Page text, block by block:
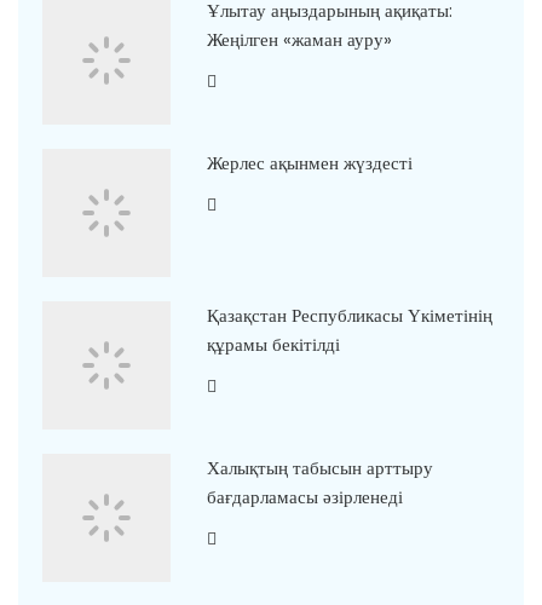
Ұлытау аңыздарының ақиқаты:
Жеңілген «жаман ауру»
Жерлес ақынмен жүздесті
Қазақстан Республикасы Үкіметінің
құрамы бекітілді
Халықтың табысын арттыру
бағдарламасы әзірленеді